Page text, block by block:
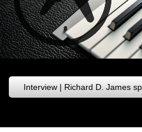
Interview | Richard D. James